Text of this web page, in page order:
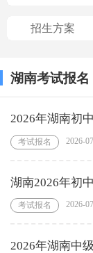
招生方案
湖南考试报名
2026年湖南初
考试报名 2026-
湖南2026年初
考试报名 2026-
2026年湖南中